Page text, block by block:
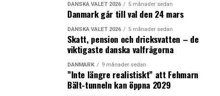
utsläppen är därmed att nära 600 kilo läkemedel och
antibiotika varje år sköljs ut i skånska vatten.
Dessutom har forskarna bara undersökt 21 olika former
av läkemedel och antibiotika, eftersom dessa satts upp
på Läkemedelsverkets övervakningslista. I själva verket
utgör de 21 ämnena bara en bråkdel av den totala
mängden läkemedel och antibiotika som används. (News
DANSKA VALET 2026 5 månader sedan
Danmark går till val den 24 mars
DANSKA VALET 2026 5 månader sedan
Skatt, pension och dricksvatten – de
viktigaste danska valfrågorna
DANMARK 9 månader sedan
”Inte längre realistiskt” att Fehmarn
Bält-tunneln kan öppna 2029